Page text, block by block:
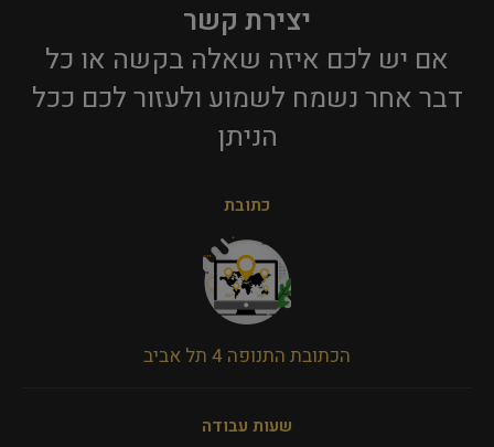
יצירת קשר
אם יש לכם איזה שאלה בקשה או כל
דבר אחר נשמח לשמוע ולעזור לכם ככל
הניתן​
כתובת
הכתובת התנופה 4 תל אביב
שעות עבודה